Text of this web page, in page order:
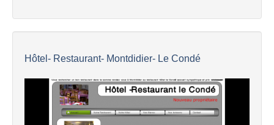
Hôtel- Restaurant- Montdidier- Le Condé